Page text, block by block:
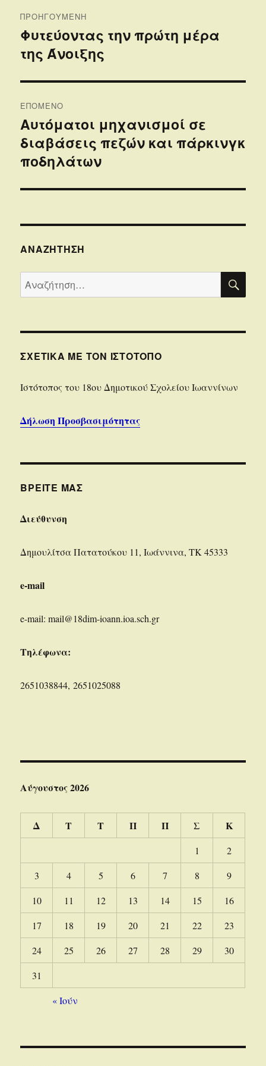
άρθρων
ΠΡΟΗΓΟΎΜΕΝΗ
Προηγούμενο
άρθρο:
Φυτεύοντας την πρώτη μέρα
της Άνοιξης
ΕΠΌΜΕΝΟ
Επόμενο
άρθρο:
Αυτόματοι μηχανισμοί σε
διαβάσεις πεζών και πάρκινγκ
ποδηλάτων
ΑΝΑΖΉΤΗΣΗ
Αναζήτηση
για:
ΣΧΕΤΙΚΆ ΜΕ ΤΟΝ ΙΣΤΌΤΟΠΟ
Iστότοπoς του 18ου Δημοτικού Σχολείου Ιωαννίνων
Δήλωση Προσβασιμότητας
ΒΡΕΊΤΕ ΜΑΣ
Διεύθυνση
Δημουλίτσα Πατατούκου 11, Ιωάννινα, ΤΚ 45333
e-mail
e-mail: mail@18dim-ioann.ioa.sch.gr
Τηλέφωνα:
2651038844, 2651025088
Αύγουστος 2026
Δ Τ Τ Π Π Σ Κ
1
2
3
4 5 6 7 8
9
10
11 12 13 14 15
16
17
18 19 20 21 22
23
24
25 26 27 28 29
30
31
« Ιούν